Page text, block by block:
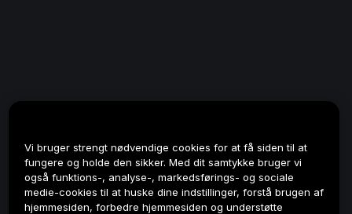
Vi bruger strengt nødvendige cookies for at få siden til at
fungere og holde den sikker. Med dit samtykke bruger vi
også funktions-, analyse-, markedsførings- og sociale
medie-cookies til at huske dine indstillinger, forstå brugen af
hjemmesiden, forbedre hjemmesiden og understøtte